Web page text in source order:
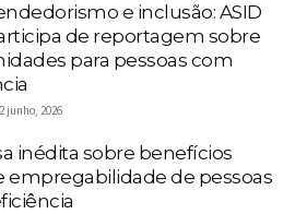
e inclusão: ASID
de reportagem sobre
para pessoas com
2 junho, 2026
inédita sobre benefícios
empregabilidade de pessoas